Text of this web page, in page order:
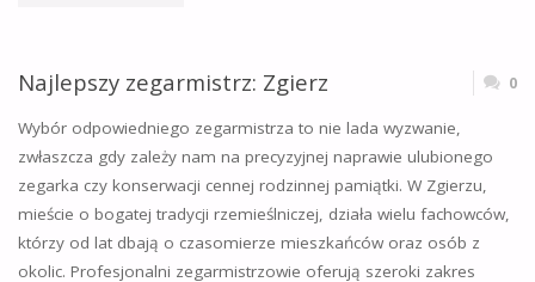
ZAMOŚĆ"
Najlepszy zegarmistrz: Zgierz 0
Wybór odpowiedniego zegarmistrza to nie lada wyzwanie,
zwłaszcza gdy zależy nam na precyzyjnej naprawie ulubionego
zegarka czy konserwacji cennej rodzinnej pamiątki. W Zgierzu,
mieście o bogatej tradycji rzemieślniczej, działa wielu fachowców,
którzy od lat dbają o czasomierze mieszkańców oraz osób z
okolic. Profesjonalni zegarmistrzowie oferują szeroki zakres